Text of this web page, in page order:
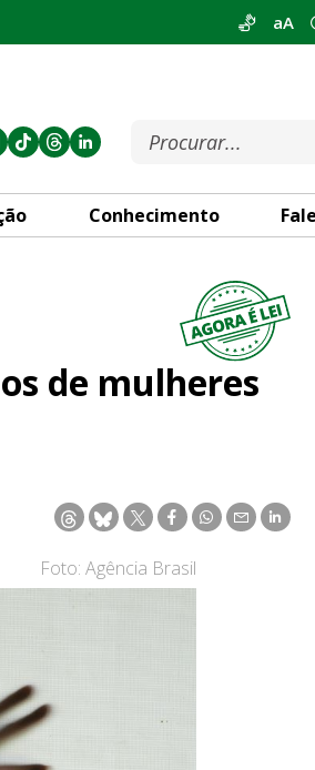
aA
Conhecimento
em situação de
de mulheres
Foto: Agência Brasil